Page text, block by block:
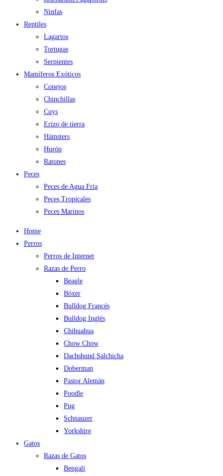
Ninfas
Reptiles
Lagartos
Tortugas
Serpientes
Mamíferos Exóticos
Conejos
Chinchillas
Cuys
Erizo de tierra
Hámsters
Hurón
Ratones
Peces
Peces de Agua Fría
Peces Tropicales
Peces Marinos
Home
Perros
Perros de Internet
Razas de Perro
Beagle
Bóxer
Bulldog Francés
Bulldog Inglés
Chihuahua
Chow Chow
Dachshund Salchicha
Doberman
Pastor Alemán
Poodle
Pug
Schnauzer
Yorkshire
Gatos
Razas de Gatos
Bengalí